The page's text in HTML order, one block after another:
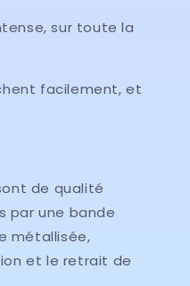
sur toute la
facilement, et
de qualité
par une bande
métallisée,
et le retrait de